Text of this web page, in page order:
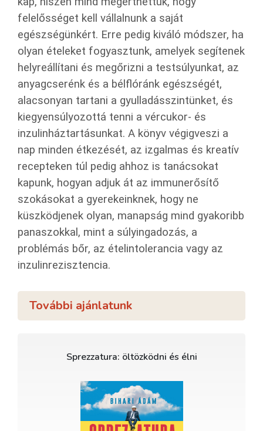
felelősséget kell vállalnunk a saját
egészségünkért. Erre pedig kiváló módszer, ha
olyan ételeket fogyasztunk, amelyek segítenek
helyreállítani és megőrizni a testsúlyunkat, az
anyagcserénk és a bélflóránk egészségét,
alacsonyan tartani a gyulladásszintünket, és
kiegyensúlyozottá tenni a vércukor- és
inzulinháztartásunkat. A könyv végigveszi a
nap minden étkezését, az izgalmas és kreatív
recepteken túl pedig ahhoz is tanácsokat
kapunk, hogyan adjuk át az immunerősítő
szokásokat a gyerekeinknek, hogy ne
küszködjenek olyan, manapság mind gyakoribb
panaszokkal, mint a súlyingadozás, a
problémás bőr, az ételintolerancia vagy az
inzulinrezisztencia.
További ajánlatunk
Sprezzatura: öltözködni és élni